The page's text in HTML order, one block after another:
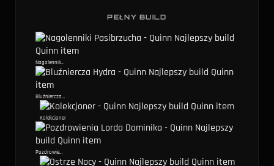
PEŁNY BUILD
Nagolenniki Pasibrzucha
Bluźniercza Hydra
Kolekcjoner
Pozdrowienia Lorda Dominika